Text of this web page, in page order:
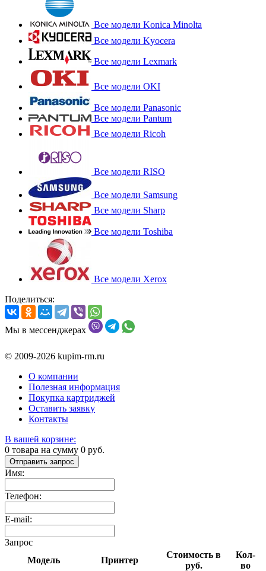
Все модели Konica Minolta
Все модели Kyocera
Все модели Lexmark
Все модели OKI
Все модели Panasonic
Все модели Pantum
Все модели Ricoh
Все модели RISO
Все модели Samsung
Все модели Sharp
Все модели Toshiba
Все модели Xerox
Поделиться:
Мы в мессенджерах
© 2009-2026 kupim-rm.ru
О компании
Полезная информация
Покупка картриджей
Оставить заявку
Контакты
В вашей корзине:
0 товара на сумму 0 руб.
Отправить запрос
Имя:
Телефон:
E-mail:
Запрос
Модель
Принтер
Стоимость в
руб.
Кол-
во